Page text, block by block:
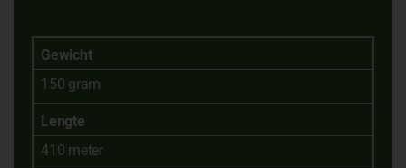
Gewicht
150 gram
Lengte
410 meter